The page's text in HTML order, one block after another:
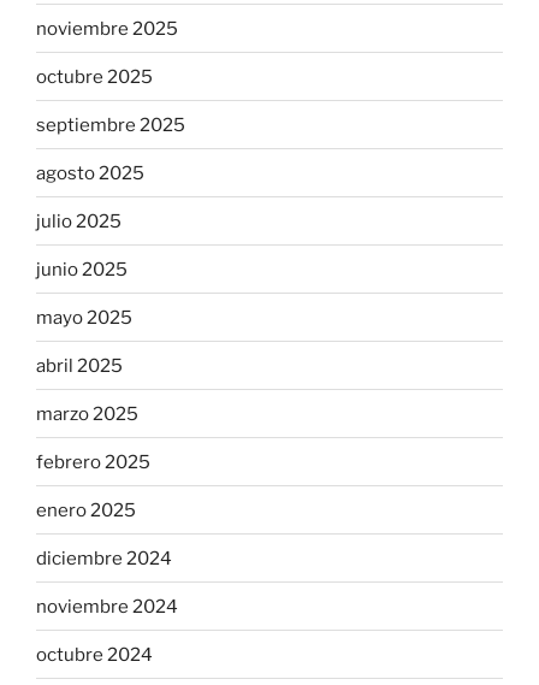
noviembre 2025
octubre 2025
septiembre 2025
agosto 2025
julio 2025
junio 2025
mayo 2025
abril 2025
marzo 2025
febrero 2025
enero 2025
diciembre 2024
noviembre 2024
octubre 2024